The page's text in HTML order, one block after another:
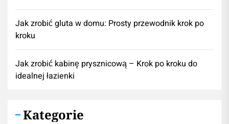
Jak zrobić gluta w domu: Prosty przewodnik krok po
kroku
Jak zrobić kabinę prysznicową – Krok po kroku do
idealnej łazienki
Kategorie